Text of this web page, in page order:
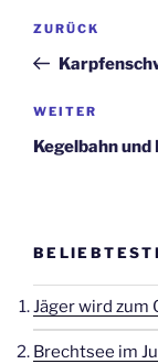
Vorheriger
Beitrag
ZURÜCK
Nächster
Beitrag
WEITER
Kegelbahn
Jäger wird zum
Brechtsee im